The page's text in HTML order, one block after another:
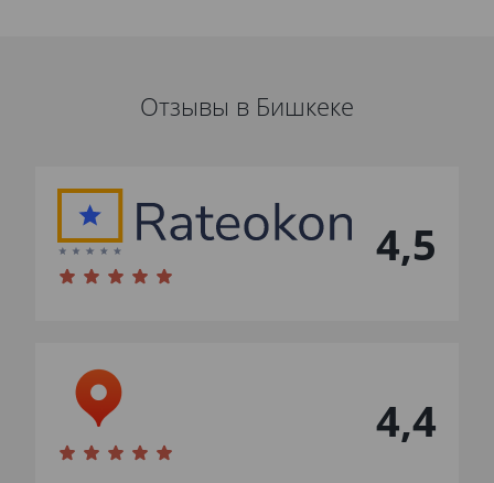
Отзывы в Бишкеке
4,5
4,4